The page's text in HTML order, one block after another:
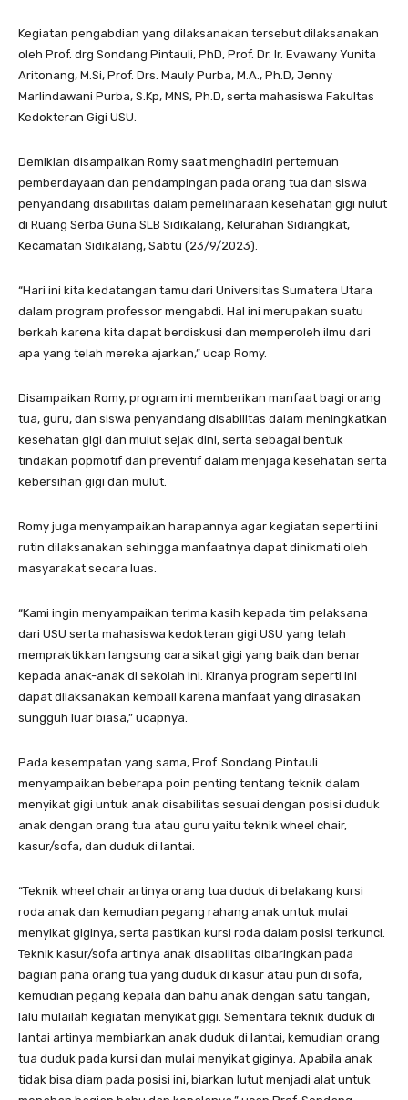
Kegiatan pengabdian yang dilaksanakan tersebut dilaksanakan
oleh Prof. drg Sondang Pintauli, PhD, Prof. Dr. Ir. Evawany Yunita
Aritonang, M.Si, Prof. Drs. Mauly Purba, M.A., Ph.D, Jenny
Marlindawani Purba, S.Kp, MNS, Ph.D, serta mahasiswa Fakultas
Kedokteran Gigi USU.
Demikian disampaikan Romy saat menghadiri pertemuan
pemberdayaan dan pendampingan pada orang tua dan siswa
penyandang disabilitas dalam pemeliharaan kesehatan gigi nulut
di Ruang Serba Guna SLB Sidikalang, Kelurahan Sidiangkat,
Kecamatan Sidikalang, Sabtu (23/9/2023).
“Hari ini kita kedatangan tamu dari Universitas Sumatera Utara
dalam program professor mengabdi. Hal ini merupakan suatu
berkah karena kita dapat berdiskusi dan memperoleh ilmu dari
apa yang telah mereka ajarkan,” ucap Romy.
Disampaikan Romy, program ini memberikan manfaat bagi orang
tua, guru, dan siswa penyandang disabilitas dalam meningkatkan
kesehatan gigi dan mulut sejak dini, serta sebagai bentuk
tindakan popmotif dan preventif dalam menjaga kesehatan serta
kebersihan gigi dan mulut.
Romy juga menyampaikan harapannya agar kegiatan seperti ini
rutin dilaksanakan sehingga manfaatnya dapat dinikmati oleh
masyarakat secara luas.
“Kami ingin menyampaikan terima kasih kepada tim pelaksana
dari USU serta mahasiswa kedokteran gigi USU yang telah
mempraktikkan langsung cara sikat gigi yang baik dan benar
kepada anak-anak di sekolah ini. Kiranya program seperti ini
dapat dilaksanakan kembali karena manfaat yang dirasakan
sungguh luar biasa,” ucapnya.
Pada kesempatan yang sama, Prof. Sondang Pintauli
menyampaikan beberapa poin penting tentang teknik dalam
menyikat gigi untuk anak disabilitas sesuai dengan posisi duduk
anak dengan orang tua atau guru yaitu teknik wheel chair,
kasur/sofa, dan duduk di lantai.
“Teknik wheel chair artinya orang tua duduk di belakang kursi
roda anak dan kemudian pegang rahang anak untuk mulai
menyikat giginya, serta pastikan kursi roda dalam posisi terkunci.
Teknik kasur/sofa artinya anak disabilitas dibaringkan pada
bagian paha orang tua yang duduk di kasur atau pun di sofa,
kemudian pegang kepala dan bahu anak dengan satu tangan,
lalu mulailah kegiatan menyikat gigi. Sementara teknik duduk di
lantai artinya membiarkan anak duduk di lantai, kemudian orang
tua duduk pada kursi dan mulai menyikat giginya. Apabila anak
tidak bisa diam pada posisi ini, biarkan lutut menjadi alat untuk